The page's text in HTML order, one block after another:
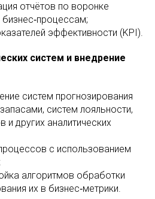
отчётов по воронке
эффективности (KPI).
систем и внедрение
систем прогнозирования
систем лояльности,
других аналитических
с использованием
алгоритмов обработки
их в бизнес‑метрики.